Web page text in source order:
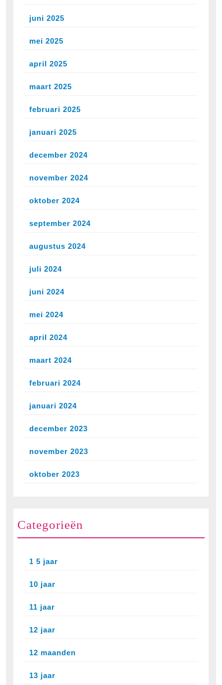
juni 2025
mei 2025
april 2025
maart 2025
februari 2025
januari 2025
december 2024
november 2024
oktober 2024
september 2024
augustus 2024
juli 2024
juni 2024
mei 2024
april 2024
maart 2024
februari 2024
januari 2024
december 2023
november 2023
oktober 2023
Categorieën
1 5 jaar
10 jaar
11 jaar
12 jaar
12 maanden
13 jaar